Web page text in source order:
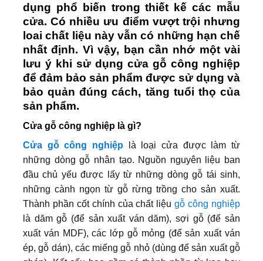
dụng phổ biến trong thiết kế các mẫu
cửa. Có nhiều ưu điểm vượt trội nhưng
loai chất liệu này vẫn có những hạn chế
nhất định. Vì vậy, bạn cần nhớ một vài
lưu ý khi sử dụng cửa gỗ công nghiệp
để đảm bảo sản phẩm được sử dụng và
bảo quản đúng cách, tăng tuổi thọ của
sản phẩm.
Cửa gỗ công nghiệp là gì?
Cửa gỗ công nghiệp là loại cửa được làm từ
những dòng gỗ nhân tạo. Nguồn nguyên liệu ban
đầu chủ yếu được lấy từ những dòng gỗ tái sinh,
những cành ngọn từ gỗ rừng trồng cho sản xuất.
Thành phần cốt chính của chất liệugỗ công nghiệp
là dăm gỗ (để sản xuất ván dăm), sợi gỗ (để sản
xuất ván MDF), các lớp gỗ mỏng (để sản xuất ván
ép, gỗ dán), các miếng gỗ nhỏ (dùng để sản xuất gỗ